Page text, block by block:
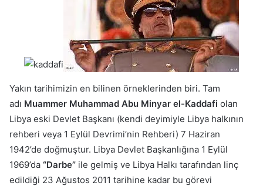
Yakın tarihimizin en bilinen örneklerinden biri. Tam
adı Muammer Muhammad Abu Minyar el-Kaddafi olan
Libya eski Devlet Başkanı (kendi deyimiyle Libya halkının
rehberi veya 1 Eylül Devrimi’nin Rehberi) 7 Haziran
1942’de doğmuştur. Libya Devlet Başkanlığına 1 Eylül
1969’da “Darbe” ile gelmiş ve Libya Halkı tarafından linç
edildiği 23 Ağustos 2011 tarihine kadar bu görevi